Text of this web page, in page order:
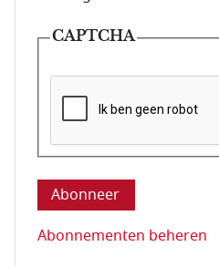
CAPTCHA
Deze vraag is om te
Abonnementen beheren